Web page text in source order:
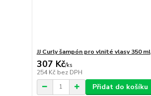
JJ Curly šampón pro vlnité vlasy 350 ml
307 Kč/ks
254 Kč bez DPH
Přidat do košíku